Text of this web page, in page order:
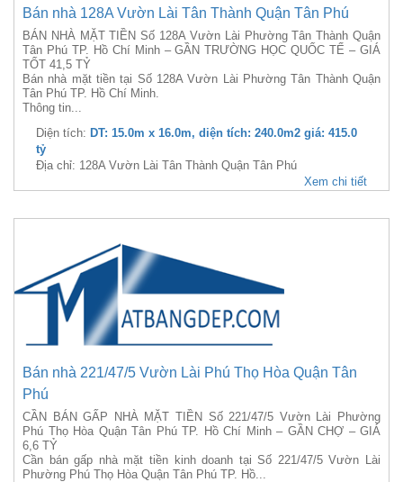
Bán nhà 128A Vườn Lài Tân Thành Quận Tân Phú
BÁN NHÀ MẶT TIỀN Số 128A Vườn Lài Phường Tân Thành Quận
Tân Phú TP. Hồ Chí Minh – GẦN TRƯỜNG HỌC QUỐC TẾ – GIÁ
TỐT 41,5 TỶ
Bán nhà mặt tiền tại Số 128A Vườn Lài Phường Tân Thành Quận
Tân Phú TP. Hồ Chí Minh.
Thông tin...
Diện tích: DT: 15.0m x 16.0m, diện tích: 240.0m2 giá: 415.0
tỷ
Địa chỉ: 128A Vườn Lài Tân Thành Quận Tân Phú
Xem chi tiết
Bán nhà 221/47/5 Vườn Lài Phú Thọ Hòa Quận Tân
Phú
CẦN BÁN GẤP NHÀ MẶT TIỀN Số 221/47/5 Vườn Lài Phường
Phú Thọ Hòa Quận Tân Phú TP. Hồ Chí Minh – GẦN CHỢ – GIÁ
6,6 TỶ
Cần bán gấp nhà mặt tiền kinh doanh tại Số 221/47/5 Vườn Lài
Phường Phú Thọ Hòa Quận Tân Phú TP. Hồ...